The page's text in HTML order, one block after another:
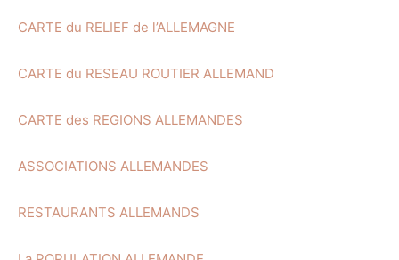
CARTE du RELIEF de l’ALLEMAGNE
CARTE du RESEAU ROUTIER ALLEMAND
CARTE des REGIONS ALLEMANDES
ASSOCIATIONS ALLEMANDES
RESTAURANTS ALLEMANDS